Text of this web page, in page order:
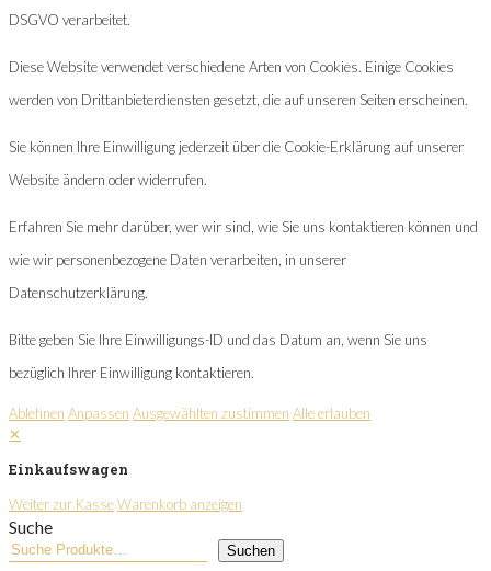
DSGVO verarbeitet.
Diese Website verwendet verschiedene Arten von Cookies. Einige Cookies
werden von Drittanbieterdiensten gesetzt, die auf unseren Seiten erscheinen.
Sie können Ihre Einwilligung jederzeit über die Cookie-Erklärung auf unserer
Website ändern oder widerrufen.
Erfahren Sie mehr darüber, wer wir sind, wie Sie uns kontaktieren können und
wie wir personenbezogene Daten verarbeiten, in unserer
Datenschutzerklärung.
Bitte geben Sie Ihre Einwilligungs-ID und das Datum an, wenn Sie uns
bezüglich Ihrer Einwilligung kontaktieren.
Ablehnen Anpassen Ausgewählten zustimmen Alle erlauben
✕
Einkaufswagen
Weiter zur KasseWarenkorb anzeigen
Suche
Suchen